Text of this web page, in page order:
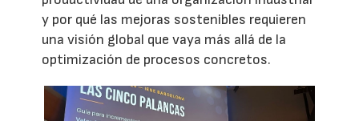
y por qué las mejoras sostenibles requieren
una visión global que vaya más allá de la
optimización de procesos concretos.